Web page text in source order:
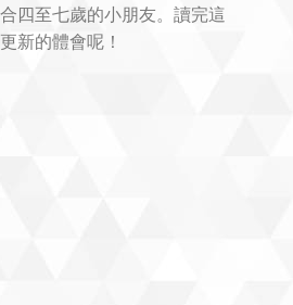
四至七歲的小朋友。讀完這
新的體會呢！